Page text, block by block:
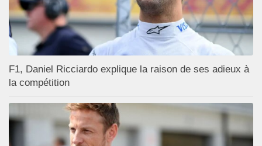
F1, Daniel Ricciardo explique la raison de ses adieux à
la compétition